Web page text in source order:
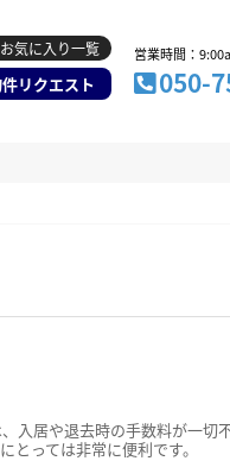
お気に入り一覧
リクエスト
営業時間：
050-
入居や退去時の手数料が一切
っては非常に便利です。